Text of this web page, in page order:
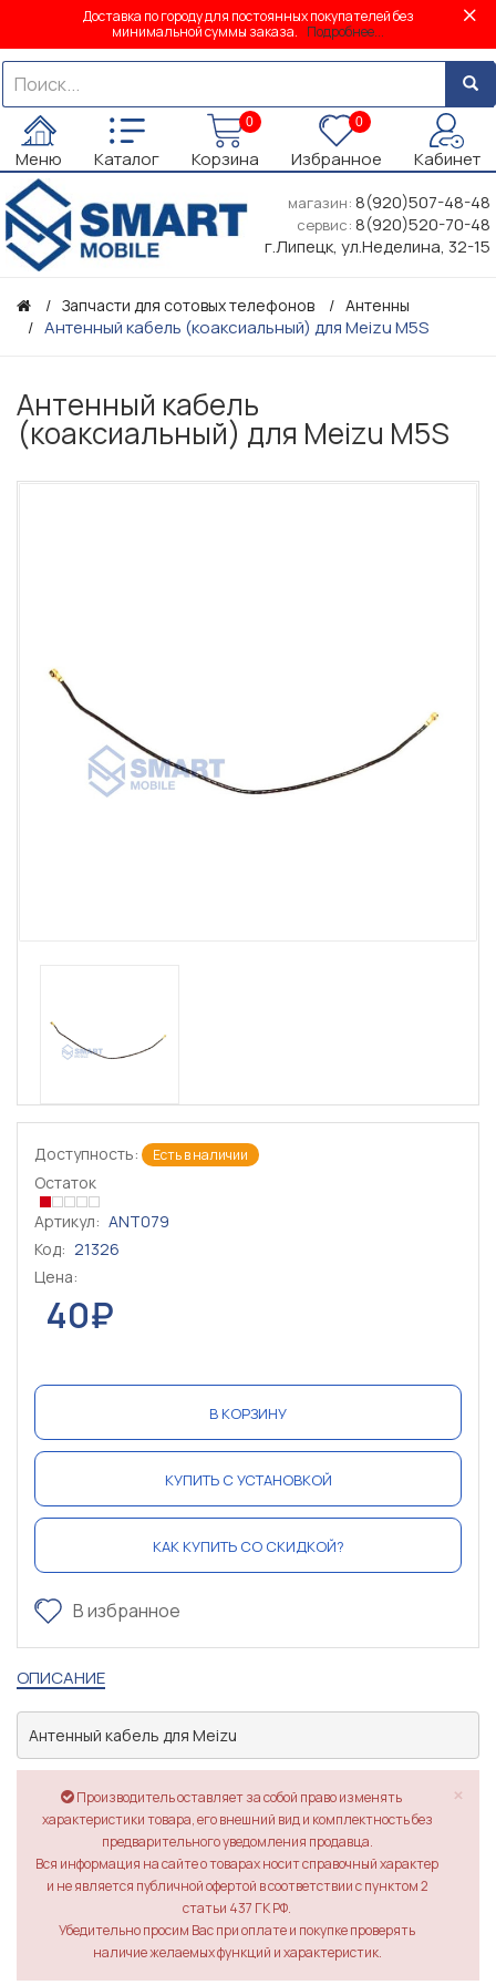
Доставка по городу для постоянных покупателей без
минимальной суммы заказа. Подробнее...
Меню Каталог
0
Корзина
0
Избранное Кабинет
магазин: 8(920)507-48-48
сервис: 8(920)520-70-48
г.Липецк, ул.Неделина, 32-15
Запчасти для сотовых телефонов Антенны
Антенный кабель (коаксиальный) для Meizu M5S
Антенный кабель
(коаксиальный) для Meizu M5S
Доступность: Есть в наличии
Остаток
Артикул: ANT079
Код: 21326
Цена:
40₽
В КОРЗИНУ
КУПИТЬ С УСТАНОВКОЙ
КАК КУПИТЬ СО СКИДКОЙ?
В избранное
ОПИСАНИЕ
Антенный кабель для Meizu
×
Производитель оставляет за собой право изменять
характеристики товара, его внешний вид и комплектность без
предварительного уведомления продавца.
Вся информация на сайте о товарах носит справочный характер
и не является публичной офертой в соответствии с пунктом 2
статьи 437 ГК РФ.
Убедительно просим Вас при оплате и покупке проверять
наличие желаемых функций и характеристик.